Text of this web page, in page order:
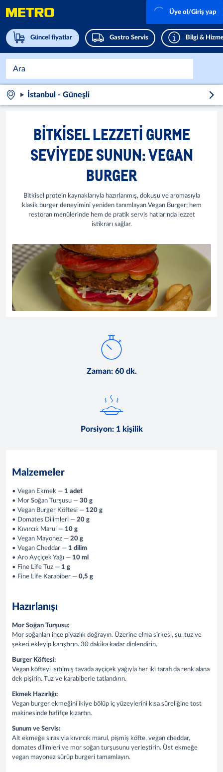
Güncel fiyatlar Gastro Servis Bilgi &
Üye ol/Giriş yap
İstanbul - Güneşli
BITKISEL LEZZETI GURME
SEVIYEDE SUNUN: VEGAN
BURGER
Bitkisel protein kaynaklarıyla hazırlanmış, dokusu ve aromasıyla
klasik burger deneyimini yeniden tanımlayan Vegan Burger; hem
restoran menülerinde hem de pratik servis hatlarında lezzet
istikrarı sağlar.
Zaman: 60 dk.
Porsiyon: 1 kişilik
Malzemeler
• Vegan Ekmek — 1 adet
• Mor Soğan Turşusu — 30 g
• Vegan Burger Köftesi — 120 g
• Domates Dilimleri — 20 g
• Kıvırcık Marul — 10 g
• Vegan Mayonez — 20 g
• Vegan Cheddar — 1 dilim
• Aro Ayçiçek Yağı — 10 ml
• Fine Life Tuz — 1 g
• Fine Life Karabiber — 0,5 g
Hazırlanışı
Mor Soğan Turşusu:
Mor soğanları ince piyazlık doğrayın. Üzerine elma sirkesi, su, tuz ve
şekeri ekleyip karıştırın. 30 dakika kadar dinlendirin.
Burger Köftesi:
Vegan köfteyi ısıtılmış tavada ayçiçek yağıyla her iki tarafı da renk alana
dek pişirin. Tuz ve karabiberle tatlandırın.
Ekmek Hazırlığı:
Vegan burger ekmeğini ikiye bölüp iç yüzeylerini kısa süreliğine tost
makinesinde hafifçe kızartın.
Sunum ve Servis:
Alt ekmeğe sırasıyla kıvırcık marul, pişmiş köfte, vegan cheddar,
domates dilimleri ve mor soğan turşusunu yerleştirin. Üst ekmeğe
vegan mayonez sürüp burgeri tamamlayın.